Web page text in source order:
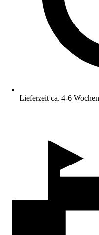
Lieferzeit ca. 4-6 Wochen